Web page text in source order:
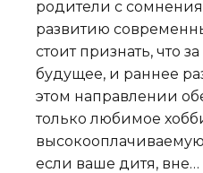
родители с
развитию
стоит признать, что
будущее, и раннее
этом направлении
только любимое
высокооплачиваемую
если ваше дитя, вне…